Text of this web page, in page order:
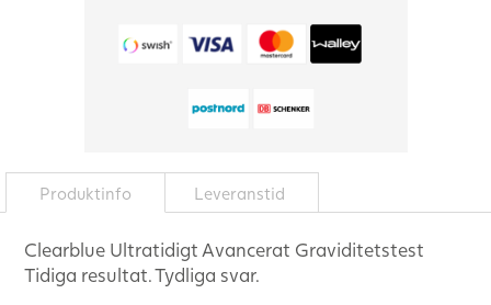
Produktinfo Leveranstid
Clearblue Ultratidigt Avancerat Graviditetstest
Tidiga resultat. Tydliga svar.